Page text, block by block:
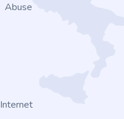
Abuse
Internet